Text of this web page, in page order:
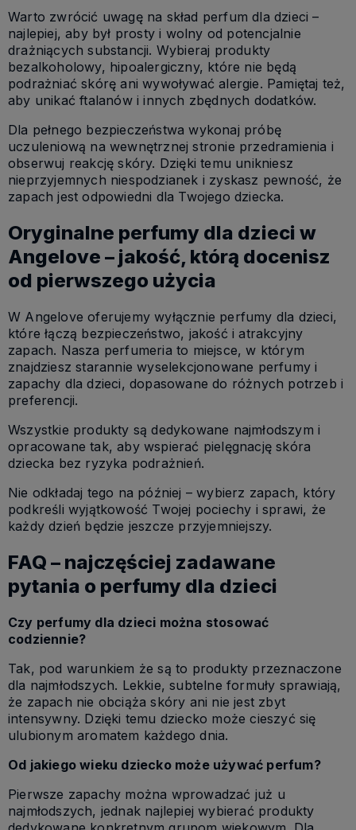
Warto zwrócić uwagę na skład perfum dla dzieci –
najlepiej, aby był prosty i wolny od potencjalnie
drażniących substancji. Wybieraj produkty
bezalkoholowy, hipoalergiczny, które nie będą
podrażniać skórę ani wywoływać alergie. Pamiętaj też,
aby unikać ftalanów i innych zbędnych dodatków.
Dla pełnego bezpieczeństwa wykonaj próbę
uczuleniową na wewnętrznej stronie przedramienia i
obserwuj reakcję skóry. Dzięki temu unikniesz
nieprzyjemnych niespodzianek i zyskasz pewność, że
zapach jest odpowiedni dla Twojego dziecka.
Oryginalne perfumy dla dzieci w
Angelove – jakość, którą docenisz
od pierwszego użycia
W Angelove oferujemy wyłącznie perfumy dla dzieci,
które łączą bezpieczeństwo, jakość i atrakcyjny
zapach. Nasza perfumeria to miejsce, w którym
znajdziesz starannie wyselekcjonowane perfumy i
zapachy dla dzieci, dopasowane do różnych potrzeb i
preferencji.
Wszystkie produkty są dedykowane najmłodszym i
opracowane tak, aby wspierać pielęgnację skóra
dziecka bez ryzyka podrażnień.
Nie odkładaj tego na później – wybierz zapach, który
podkreśli wyjątkowość Twojej pociechy i sprawi, że
każdy dzień będzie jeszcze przyjemniejszy.
FAQ – najczęściej zadawane
pytania o perfumy dla dzieci
Czy perfumy dla dzieci można stosować
codziennie?
Tak, pod warunkiem że są to produkty przeznaczone
dla najmłodszych. Lekkie, subtelne formuły sprawiają,
że zapach nie obciąża skóry ani nie jest zbyt
intensywny. Dzięki temu dziecko może cieszyć się
ulubionym aromatem każdego dnia.
Od jakiego wieku dziecko może używać perfum?
Pierwsze zapachy można wprowadzać już u
najmłodszych, jednak najlepiej wybierać produkty